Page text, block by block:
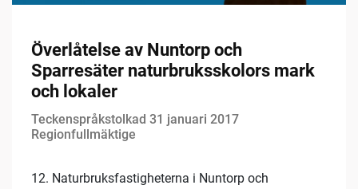
Överlåtelse av Nuntorp och
Sparresäter naturbruksskolors mark
och lokaler
Teckenspråkstolkad 31 januari 2017
Regionfullmäktige
12. Naturbruksfastigheterna i Nuntorp och